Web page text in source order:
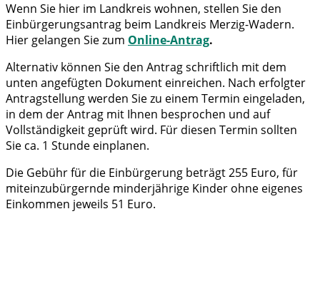
Wenn Sie hier im Landkreis wohnen, stellen Sie den
Einbürgerungsantrag beim Landkreis Merzig-Wadern.
Hier gelangen Sie zum Online-Antrag.
Alternativ können Sie den Antrag schriftlich mit dem
unten angefügten Dokument einreichen. Nach erfolgter
Antragstellung werden Sie zu einem Termin eingeladen,
in dem der Antrag mit Ihnen besprochen und auf
Vollständigkeit geprüft wird. Für diesen Termin sollten
Sie ca. 1 Stunde einplanen.
Die Gebühr für die Einbürgerung beträgt 255 Euro, für
miteinzubürgernde minderjährige Kinder ohne eigenes
Einkommen jeweils 51 Euro.